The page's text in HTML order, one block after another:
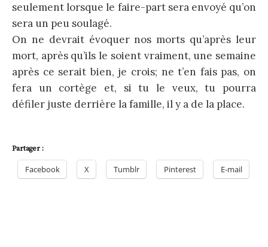
seulement lorsque le faire-part sera envoyé qu’on
sera un peu soulagé.
On ne devrait évoquer nos morts qu’après leur
mort, après qu’ils le soient vraiment, une semaine
après ce serait bien, je crois; ne t’en fais pas, on
fera un cortège et, si tu le veux, tu pourra
défiler juste derrière la famille, il y a de la place.
Partager :
Facebook X Tumblr Pinterest E-mail